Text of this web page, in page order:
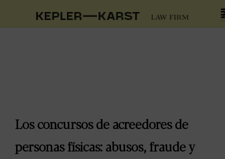
Los concursos de acreedores de
personas físicas: abusos, fraude y